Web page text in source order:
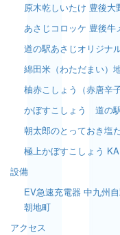
原木乾しいたけ 豊後大
あさじコロッケ 豊後牛
道の駅あさじオリジナ
綿田米（わただまい）
柚赤こしょう（赤唐辛
かぼすこしょう 道の
朝太郎のとっておき塩
極上かぼすこしょう
設備
EV急速充電器 中九州
朝地町
アクセス